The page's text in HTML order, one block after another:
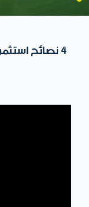
4 نصائح